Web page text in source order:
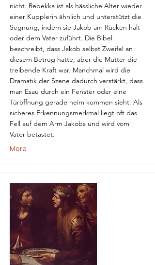
nicht. Rebekka ist als hässliche Alter wieder
einer Kupplerin ähnlich und unterstützt die
Segnung, indem sie Jakob am Rücken hält
oder dem Vater zuführt. Die Bibel
beschreibt, dass Jakob selbst Zweifel an
diesem Betrug hatte, aber die Mutter die
treibende Kraft war. Manchmal wird die
Dramatik der Szene dadurch verstärkt, dass
man Esau durch ein Fenster oder eine
Türöffnung gerade heim kommen sieht. Als
sicheres Erkennungsmerkmal liegt oft das
Fell auf dem Arm Jakobs und wird vom
Vater betastet.
More